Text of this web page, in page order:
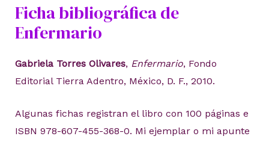
Ficha bibliográfica de
Enfermario
Gabriela Torres Olivares, Enfermario, Fondo
Editorial Tierra Adentro, México, D. F., 2010.
Algunas fichas registran el libro con 100 páginas e
ISBN 978-607-455-368-0. Mi ejemplar o mi apunte